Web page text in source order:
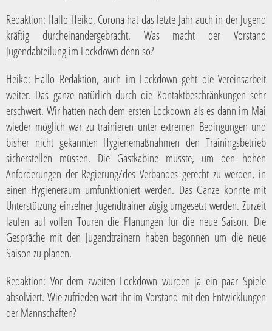
Redaktion: Hallo Heiko, Corona hat das letzte Jahr auch in der Jugend
kräftig durcheinandergebracht. Was macht der Vorstand
Jugendabteilung im Lockdown denn so?
Heiko: Hallo Redaktion, auch im Lockdown geht die Vereinsarbeit
weiter. Das ganze natürlich durch die Kontaktbeschränkungen sehr
erschwert. Wir hatten nach dem ersten Lockdown als es dann im Mai
wieder möglich war zu trainieren unter extremen Bedingungen und
bisher nicht gekannten Hygienemaßnahmen den Trainingsbetrieb
sicherstellen müssen. Die Gastkabine musste, um den hohen
Anforderungen der Regierung/des Verbandes gerecht zu werden, in
einen Hygieneraum umfunktioniert werden. Das Ganze konnte mit
Unterstützung einzelner Jugendtrainer zügig umgesetzt werden. Zurzeit
laufen auf vollen Touren die Planungen für die neue Saison. Die
Gespräche mit den Jugendtrainern haben begonnen um die neue
Saison zu planen.
Redaktion: Vor dem zweiten Lockdown wurden ja ein paar Spiele
absolviert. Wie zufrieden wart ihr im Vorstand mit den Entwicklungen
der Mannschaften?